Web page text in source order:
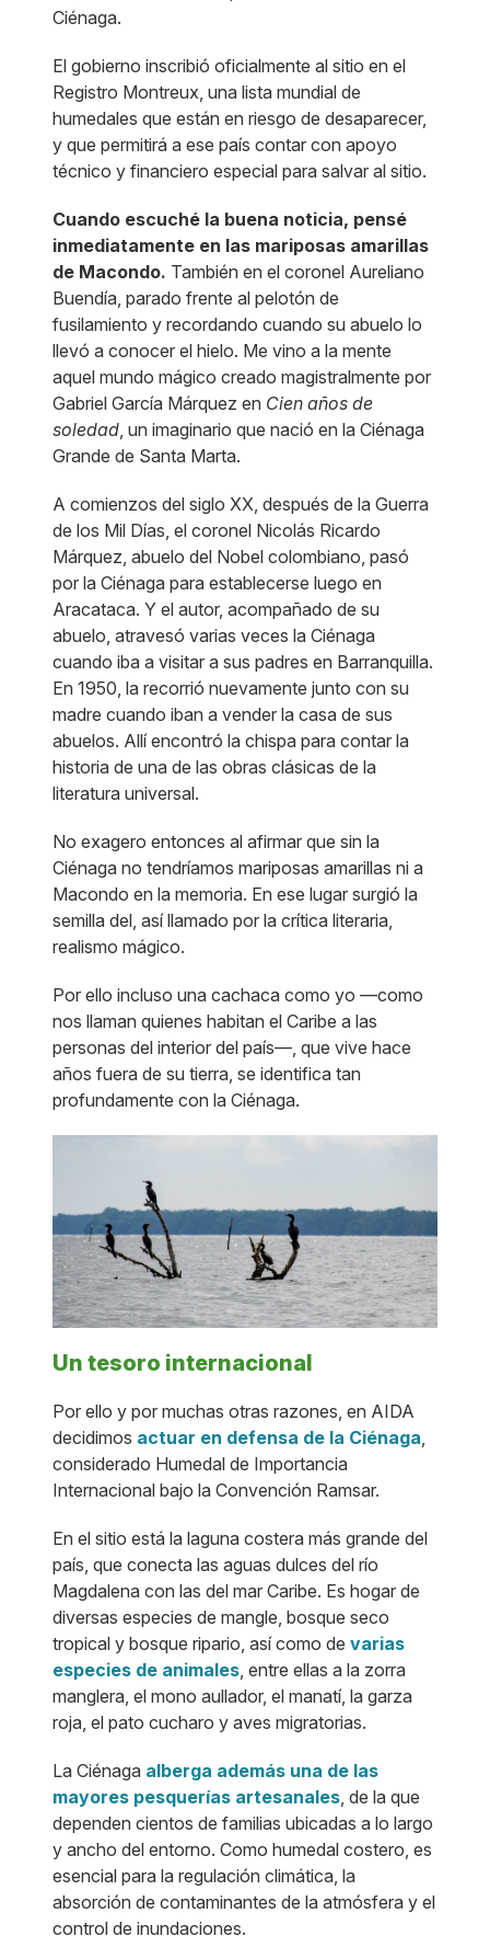
Ciénaga.
El gobierno inscribió oficialmente al sitio en el
Registro Montreux, una lista mundial de
humedales que están en riesgo de desaparecer,
y que permitirá a ese país contar con apoyo
técnico y financiero especial para salvar al sitio.
Cuando escuché la buena noticia, pensé
inmediatamente en las mariposas amarillas
de Macondo. También en el coronel Aureliano
Buendía, parado frente al pelotón de
fusilamiento y recordando cuando su abuelo lo
llevó a conocer el hielo. Me vino a la mente
aquel mundo mágico creado magistralmente por
Gabriel García Márquez en Cien años de
soledad, un imaginario que nació en la Ciénaga
Grande de Santa Marta.
A comienzos del siglo XX, después de la Guerra
de los Mil Días, el coronel Nicolás Ricardo
Márquez, abuelo del Nobel colombiano, pasó
por la Ciénaga para establecerse luego en
Aracataca. Y el autor, acompañado de su
abuelo, atravesó varias veces la Ciénaga
cuando iba a visitar a sus padres en Barranquilla.
En 1950, la recorrió nuevamente junto con su
madre cuando iban a vender la casa de sus
abuelos. Allí encontró la chispa para contar la
historia de una de las obras clásicas de la
literatura universal.
No exagero entonces al afirmar que sin la
Ciénaga no tendríamos mariposas amarillas ni a
Macondo en la memoria. En ese lugar surgió la
semilla del, así llamado por la crítica literaria,
realismo mágico.
Por ello incluso una cachaca como yo —como
nos llaman quienes habitan el Caribe a las
personas del interior del país—, que vive hace
años fuera de su tierra, se identifica tan
profundamente con la Ciénaga.
Un tesoro internacional
Por ello y por muchas otras razones, en AIDA
decidimos actuar en defensa de la Ciénaga,
considerado Humedal de Importancia
Internacional bajo la Convención Ramsar.
En el sitio está la laguna costera más grande del
país, que conecta las aguas dulces del río
Magdalena con las del mar Caribe. Es hogar de
diversas especies de mangle, bosque seco
tropical y bosque ripario, así como de varias
especies de animales, entre ellas a la zorra
manglera, el mono aullador, el manatí, la garza
roja, el pato cucharo y aves migratorias.
La Ciénaga alberga además una de las
mayores pesquerías artesanales, de la que
dependen cientos de familias ubicadas a lo largo
y ancho del entorno. Como humedal costero, es
esencial para la regulación climática, la
absorción de contaminantes de la atmósfera y el
control de inundaciones.